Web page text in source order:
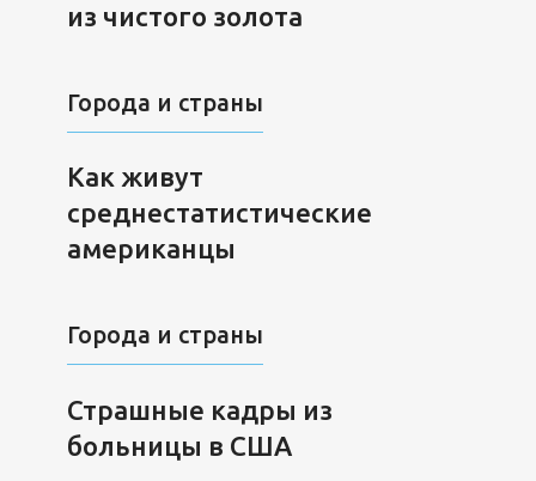
из чистого золота
Города и страны
Как живут
среднестатистические
американцы
Города и страны
Страшные кадры из
больницы в США